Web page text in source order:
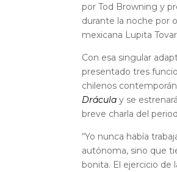
por Tod Browning y
durante la noche por
mexicana Lupita
Con esa singular
presentado tres
chilenos
Drácula y se
breve charla del
“Yo nunca había
autónoma, sino que
bonita. El ejercicio de